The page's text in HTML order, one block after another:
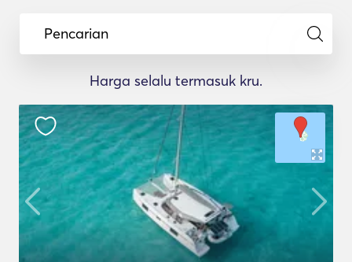
Pencarian
Harga selalu termasuk kru.